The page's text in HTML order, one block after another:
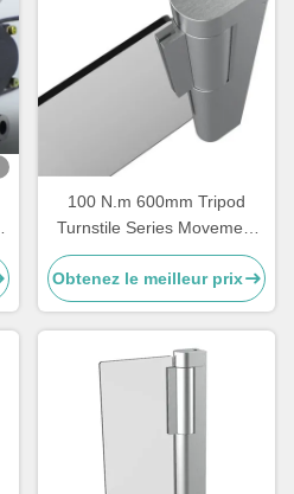
100 N.m 600mm Tripod
Turnstile Series Movement
Mechanism
Obtenez le meilleur prix